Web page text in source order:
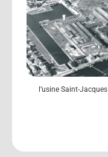
l’usine Saint-Jacques